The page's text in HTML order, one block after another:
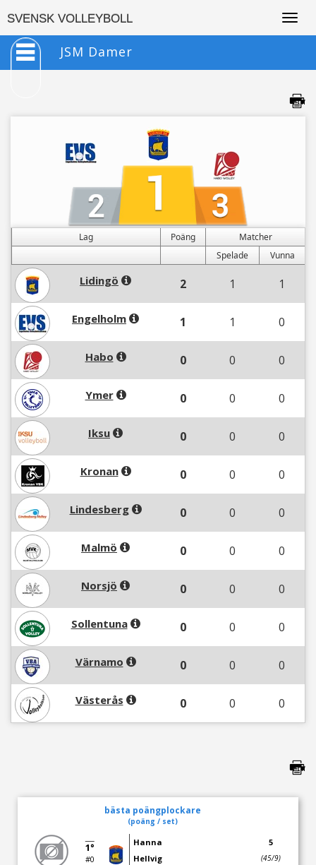
SVENSK VOLLEYBOLL
JSM Damer
Lag Poäng
Matcher
Spelade
Vunna
Lidingö 2 1 1
Engelholm 1 1 0
Habo 0 0 0
Ymer 0 0 0
Iksu 0 0 0
Kronan 0 0 0
Lindesberg 0 0 0
Malmö 0 0 0
Norsjö 0 0 0
Sollentuna 0 0 0
Värnamo 0 0 0
Västerås 0 0 0
bästa poängplockare
(poäng / set)
1°
#0
Hanna
Hellvig
5
(45/9)